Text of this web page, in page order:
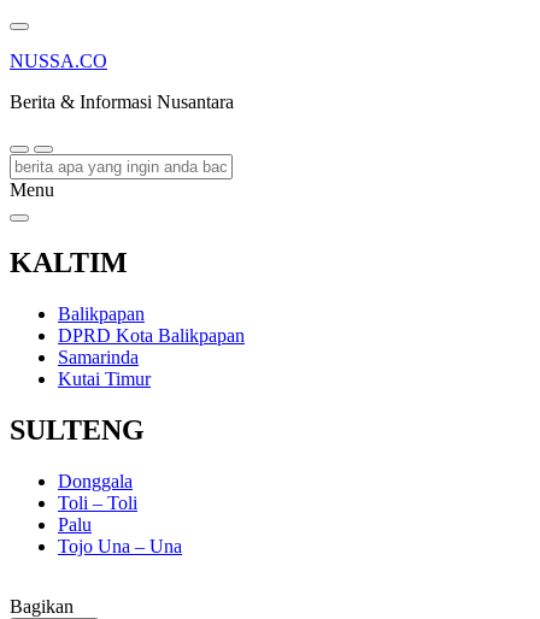
NUSSA.CO
Berita & Informasi Nusantara
Menu
KALTIM
Balikpapan
DPRD Kota Balikpapan
Samarinda
Kutai Timur
SULTENG
Donggala
Toli – Toli
Palu
Tojo Una – Una
Bagikan